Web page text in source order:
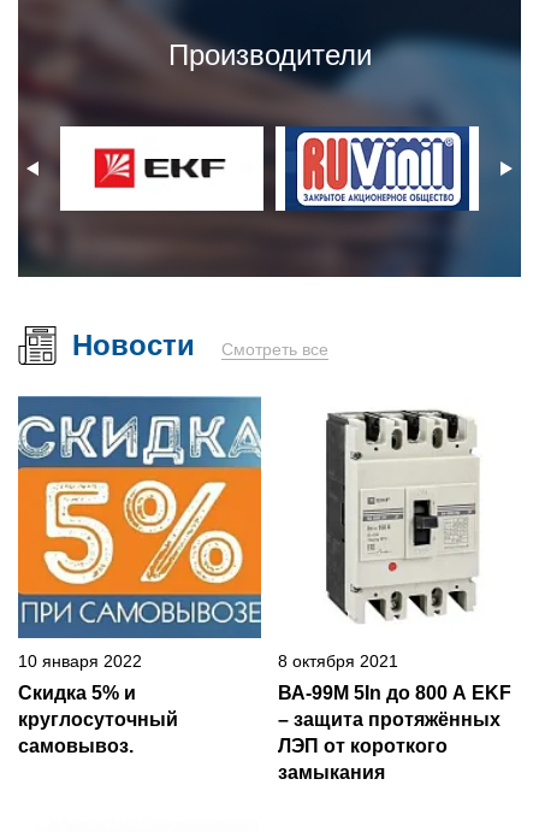
Производители
Новости Смотреть все
10 января 2022
Скидка 5% и
круглосуточный
самовывоз.
8 октября 2021
ВА-99М 5In до 800 А EKF
– защита протяжённых
ЛЭП от короткого
замыкания